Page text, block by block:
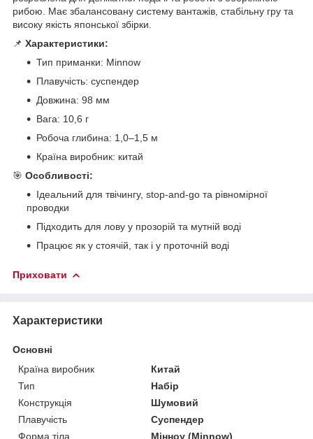
рибою. Має збалансовану систему вантажів, стабільну гру та
високу якість японської збірки.
📌 Характеристики:
Тип приманки: Minnow
Плавучість: суспендер
Довжина: 98 мм
Вага: 10,6 г
Робоча глибина: 1,0–1,5 м
Країна виробник: китай
🎯 Особливості:
Ідеальний для твічингу, stop-and-go та рівномірної
проводки
Підходить для лову у прозорій та мутній воді
Працює як у стоячій, так і у проточній воді
Приховати
Характеристики
Основні
Країна виробник
Китай
Тип
Набір
Конструкція
Шумовий
Плавучість
Суспендер
Форма тіла
Мінноу (Minnow)